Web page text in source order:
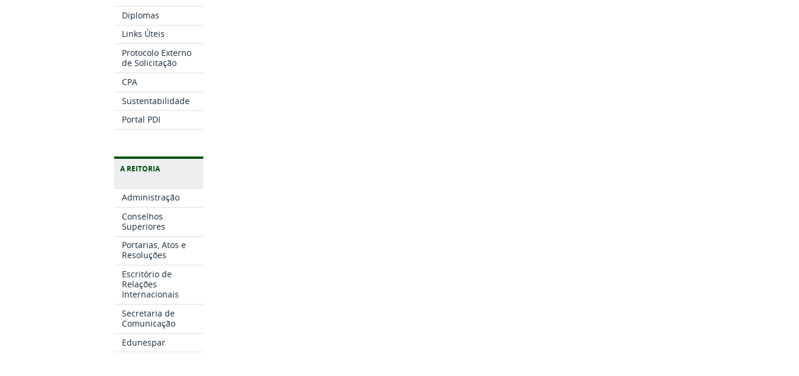
Diplomas
Links Úteis
Protocolo Externo
de Solicitação
CPA
Sustentabilidade
Portal PDI
A REITORIA
Administração
Conselhos
Superiores
Portarias, Atos e
Resoluções
Escritório de
Relações
Internacionais
Secretaria de
Comunicação
Edunespar